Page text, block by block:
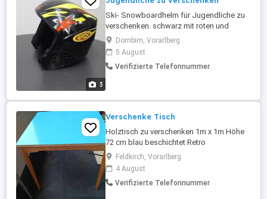
3
Ski- Snowboardhelm für Jugendliche zu
verschenken. schwarz mit roten und
gelben Design, Größe 56.
Dornbirn, Vorarlberg
5 August
Verifizierte Telefonnummer
Verschenke Tisch
Holztisch zu verschenken 1m x 1m Höhe
72 cm blau beschichtet Retro
Feldkirch, Vorarlberg
4 August
Verifizierte Telefonnummer